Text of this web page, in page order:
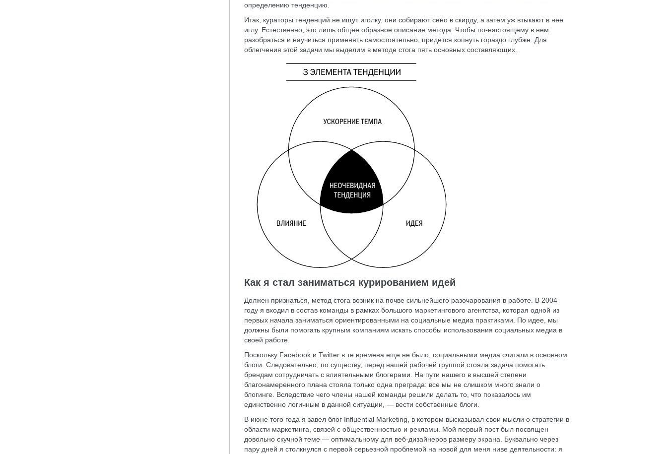
определению тенденцию.
Итак, кураторы тенденций не ищут иголку, они собирают сено в скирду, а затем уж втыкают в нее
иглу. Естественно, это лишь общее образное описание метода. Чтобы по-настоящему в нем
разобраться и научиться применять самостоятельно, придется копнуть гораздо глубже. Для
облегчения этой задачи мы выделим в методе стога пять основных составляющих.
Как я стал заниматься курированием идей
Должен признаться, метод стога возник на почве сильнейшего разочарования в работе. В 2004
году я входил в состав команды в рамках большого маркетингового агентства, которая одной из
первых начала заниматься ориентированными на социальные медиа практиками. По идее, мы
должны были помогать крупным компаниям искать способы использования социальных медиа в
своей работе.
Поскольку Facebook и Twitter в те времена еще не было, социальными медиа считали в основном
блоги. Следовательно, по существу, перед нашей рабочей группой стояла задача помогать
брендам сотрудничать с влиятельными блогерами. На пути нашего в высшей степени
благонамеренного плана стояла только одна преграда: все мы не слишком много знали о
блогинге. Вследствие чего члены нашей команды решили делать то, что показалось им
единственно логичным в данной ситуации, — вести собственные блоги.
В июне того года я завел блог Influential Marketing, в котором высказывал свои мысли о стратегии в
области маркетинга, связей с общественностью и рекламы. Мой первый пост был посвящен
довольно скучной теме — оптимальному для веб-дизайнеров размеру экрана. Буквально через
пару дней я столкнулся с первой серьезной проблемой на новой для меня ниве деятельности: я